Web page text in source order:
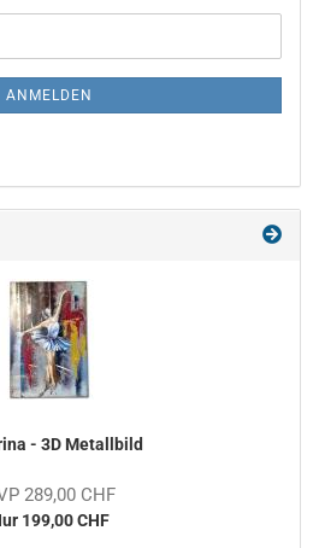
ANMELDEN
- 3D Metallbild
289,00 CHF
199,00 CHF